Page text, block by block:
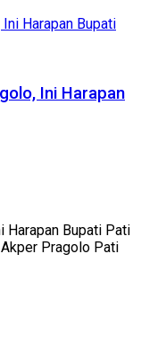
Ini Harapan
Harapan Bupati Pati
Pragolo Pati